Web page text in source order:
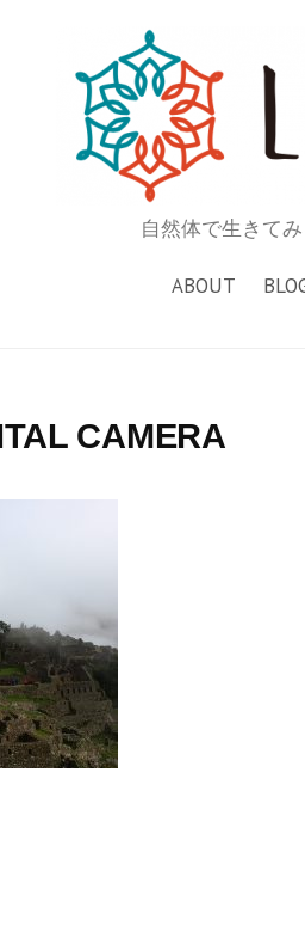
自然体で生きて
ABOUT
CAMERA